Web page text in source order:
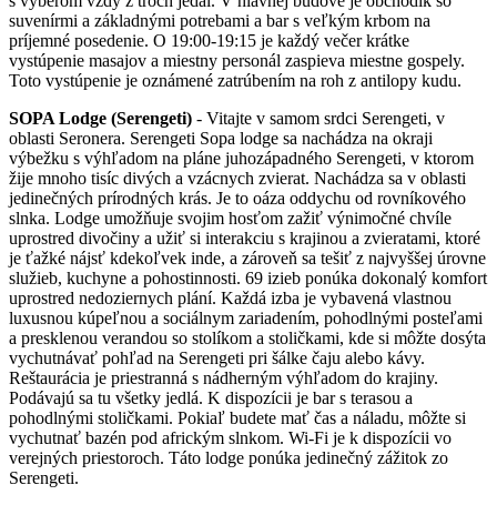
suvenírmi a základnými potrebami a bar s veľkým krbom na
príjemné posedenie. O 19:00-19:15 je každý večer krátke
vystúpenie masajov a miestny personál zaspieva miestne gospely.
Toto vystúpenie je oznámené zatrúbením na roh z antilopy kudu.
SOPA Lodge (Serengeti) - Vitajte v samom srdci Serengeti, v
oblasti Seronera. Serengeti Sopa lodge sa nachádza na okraji
výbežku s výhľadom na pláne juhozápadného Serengeti, v ktorom
žije mnoho tisíc divých a vzácnych zvierat. Nachádza sa v oblasti
jedinečných prírodných krás. Je to oáza oddychu od rovníkového
slnka. Lodge umožňuje svojim hosťom zažiť výnimočné chvíle
uprostred divočiny a užiť si interakciu s krajinou a zvieratami, ktoré
je ťažké nájsť kdekoľvek inde, a zároveň sa tešiť z najvyššej úrovne
služieb, kuchyne a pohostinnosti. 69 izieb ponúka dokonalý komfort
uprostred nedoziernych plání. Každá izba je vybavená vlastnou
luxusnou kúpeľnou a sociálnym zariadením, pohodlnými posteľami
a presklenou verandou so stolíkom a stoličkami, kde si môžte dosýta
vychutnávať pohľad na Serengeti pri šálke čaju alebo kávy.
Reštaurácia je priestranná s nádherným výhľadom do krajiny.
Podávajú sa tu všetky jedlá. K dispozícii je bar s terasou a
pohodlnými stoličkami. Pokiaľ budete mať čas a náladu, môžte si
vychutnať bazén pod africkým slnkom. Wi-Fi je k dispozícii vo
verejných priestoroch. Táto lodge ponúka jedinečný zážitok zo
Serengeti.